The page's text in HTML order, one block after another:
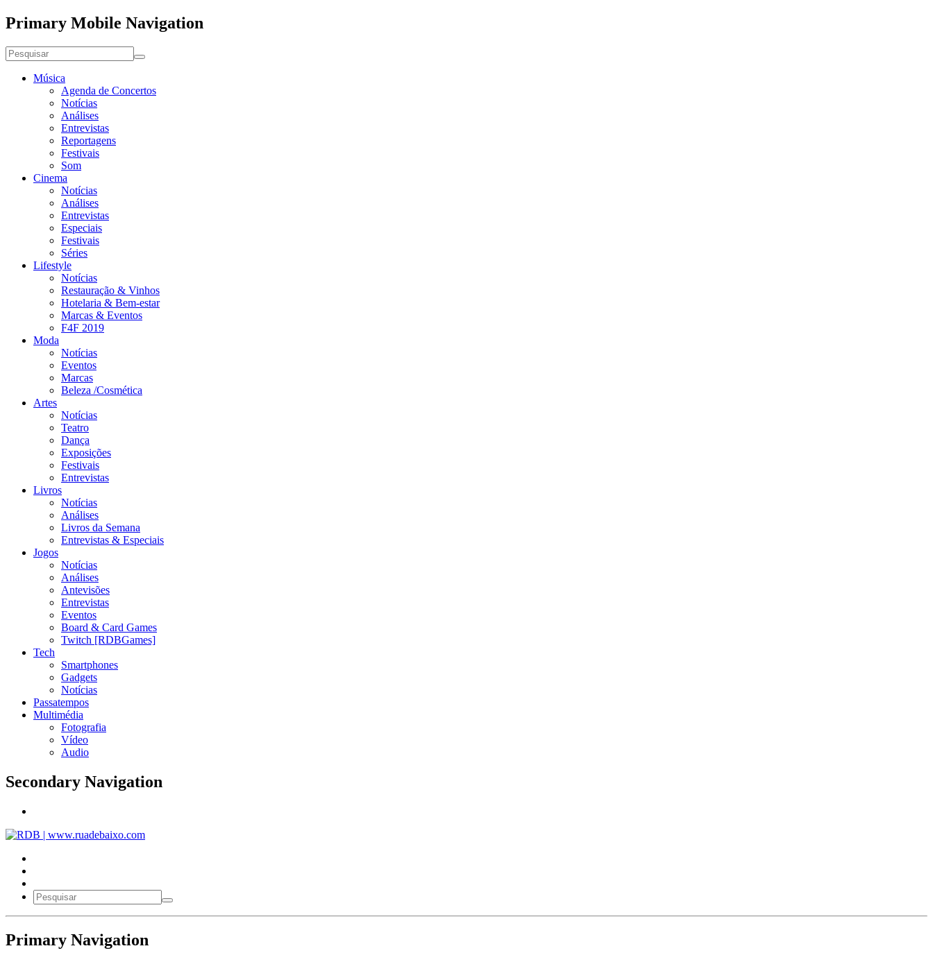
Primary Mobile Navigation
Música
Agenda de Concertos
Notícias
Análises
Entrevistas
Reportagens
Festivais
Som
Cinema
Notícias
Análises
Entrevistas
Especiais
Festivais
Séries
Lifestyle
Notícias
Restauração & Vinhos
Hotelaria & Bem-estar
Marcas & Eventos
F4F 2019
Moda
Notícias
Eventos
Marcas
Beleza /Cosmética
Artes
Notícias
Teatro
Dança
Exposições
Festivais
Entrevistas
Livros
Notícias
Análises
Livros da Semana
Entrevistas & Especiais
Jogos
Notícias
Análises
Antevisões
Entrevistas
Eventos
Board & Card Games
Twitch [RDBGames]
Tech
Smartphones
Gadgets
Notícias
Passatempos
Multimédia
Fotografia
Vídeo
Audio
Secondary Navigation
Primary Navigation